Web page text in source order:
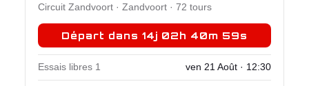
Circuit Zandvoort · Zandvoort · 72 tours
Départ dans 14j 02h 40m 57s
Essais libres 1 ven 21 Août · 12:30